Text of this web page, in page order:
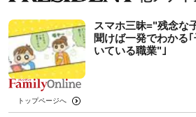
スマホ三昧="残念な
聞けば一発でわかる
いている職業"｣
トップページへ